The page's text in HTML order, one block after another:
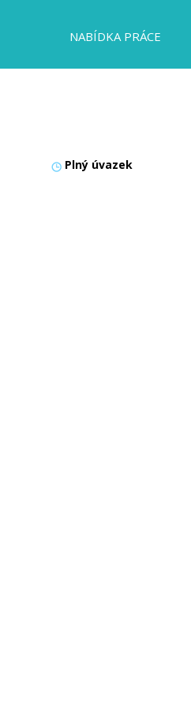
NABÍDKA PRÁCE
Plný úvazek